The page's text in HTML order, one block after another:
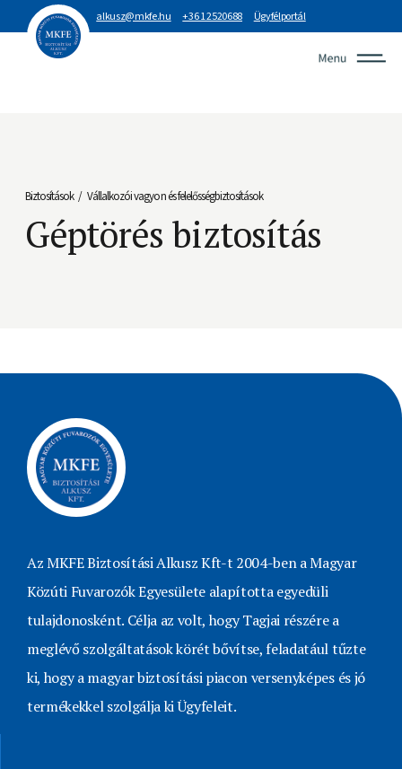
alkusz@mkfe.hu +36 1 2520688 Ügyfélportál
Biztosítások / Vállalkozói vagyon és felelősségbiztosítások
Géptörés biztosítás
Az MKFE Biztosítási Alkusz Kft-t 2004-ben a Magyar
Közúti Fuvarozók Egyesülete alapította egyedüli
tulajdonosként. Célja az volt, hogy Tagjai részére a
meglévő szolgáltatások körét bővítse, feladatául tűzte
ki, hogy a magyar biztosítási piacon versenyképes és jó
termékekkel szolgálja ki Ügyfeleit.